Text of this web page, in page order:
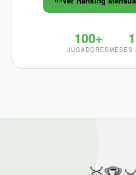
100+
JUGADORESMESES